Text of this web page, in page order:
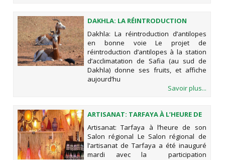
DAKHLA: LA RÉINTRODUCTION
D’ANTILOPES EN BONNE VOIE
Dakhla: La réintroduction d’antilopes
en bonne voie Le projet de
réintroduction d’antilopes à la station
d’acclimatation de Safia (au sud de
Dakhla) donne ses fruits, et affiche
aujourd’hu
Savoir plus...
ARTISANAT: TARFAYA À L’HEURE DE
SON SALON RÉGIONAL
Artisanat: Tarfaya à l’heure de son
Salon régional Le Salon régional de
l’artisanat de Tarfaya a été inauguré
mardi avec la participation